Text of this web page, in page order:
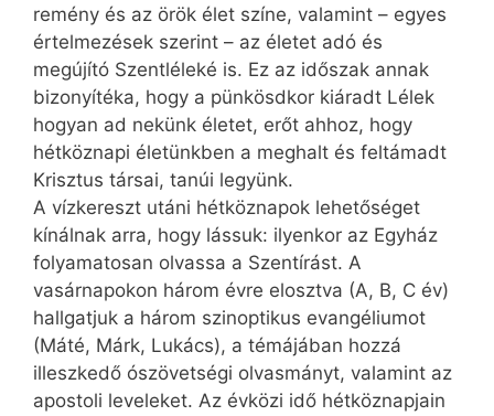
remény és az örök élet színe, valamint – egyes
értelmezések szerint – az életet adó és
megújító Szentléleké is. Ez az időszak annak
bizonyítéka, hogy a pünkösdkor kiáradt Lélek
hogyan ad nekünk életet, erőt ahhoz, hogy
hétköznapi életünkben a meghalt és feltámadt
Krisztus társai, tanúi legyünk.
A vízkereszt utáni hétköznapok lehetőséget
kínálnak arra, hogy lássuk: ilyenkor az Egyház
folyamatosan olvassa a Szentírást. A
vasárnapokon három évre elosztva (A, B, C év)
hallgatjuk a három szinoptikus evangéliumot
(Máté, Márk, Lukács), a témájában hozzá
illeszkedő ószövetségi olvasmányt, valamint az
apostoli leveleket. Az évközi idő hétköznapjain